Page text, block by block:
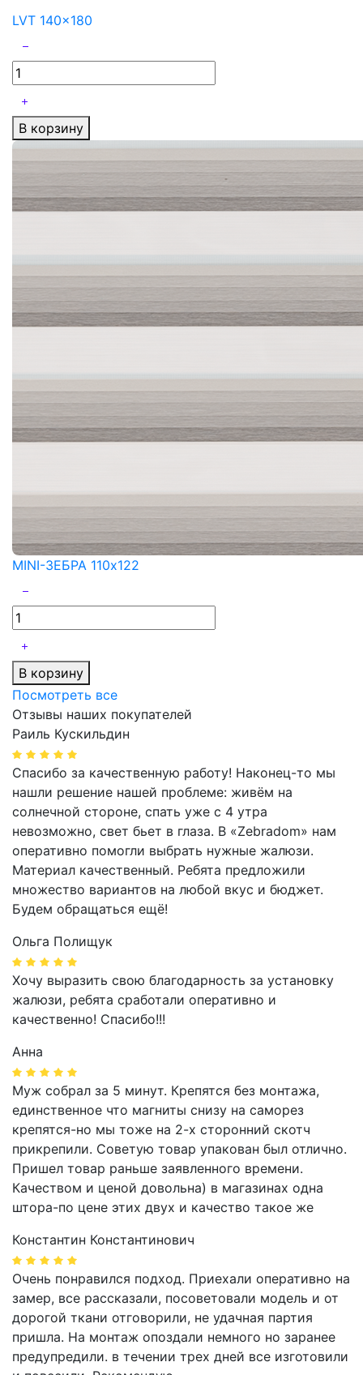
LVT 140x180
В корзину
MINI-ЗЕБРА 110x122
В корзину
Посмотреть все
Отзывы наших покупателей
Раиль Кускильдин
Спасибо за качественную работу! Наконец-то мы
нашли решение нашей проблеме: живём на
солнечной стороне, спать уже с 4 утра
невозможно, свет бьет в глаза. В «Zebradom» нам
оперативно помогли выбрать нужные жалюзи.
Материал качественный. Ребята предложили
множество вариантов на любой вкус и бюджет.
Будем обращаться ещё!
Ольга Полищук
Хочу выразить свою благодарность за установку
жалюзи, ребята сработали оперативно и
качественно! Спасибо!!!
Анна
Муж собрал за 5 минут. Крепятся без монтажа,
единственное что магниты снизу на саморез
крепятся-но мы тоже на 2-х сторонний скотч
прикрепили. Советую товар упакован был отлично.
Пришел товар раньше заявленного времени.
Качеством и ценой довольна) в магазинах одна
штора-по цене этих двух и качество такое же
Константин Константинович
Очень понравился подход. Приехали оперативно на
замер, все рассказали, посоветовали модель и от
дорогой ткани отговорили, не удачная партия
пришла. На монтаж опоздали немного но заранее
предупредили. в течении трех дней все изготовили